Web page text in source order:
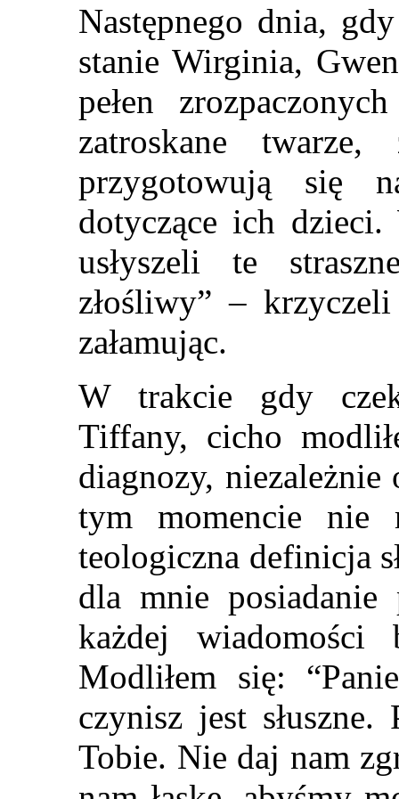
Następnego dnia,
stanie Wirginia,
pełen
zatroskane
przygotowują się
dotyczące ich
usłyszeli te
złośliwy” –
załamując.
W trakcie gdy
Tiffany, cicho
diagnozy,
tym momencie nie
teologiczna definicja
dla mnie
każdej wiadomości
Modliłem się:
czynisz jest słuszne.
Tobie. Nie daj nam